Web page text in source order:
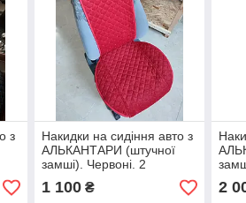
з
Накидки на сидіння авто з
АЛЬКАНТАРИ (штучної
замші). Червоні. 2
передніх
1 100₴ 2